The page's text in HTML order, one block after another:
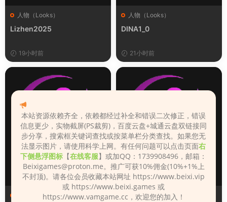
人物（Looks）
Lizhen2025
19小时前
人物（Looks）
DINA1_0
21小时前
人物（Looks） 人物（Looks）
本站资源依赖齐全，依赖都经过补全和错误二次修正，错误
信息更少，实物截屏(PS裁剪)，百度云盘+城通云盘双链接同
步分享，搜索框关键词查找或按菜单栏分类查找。如果您无
法显示图片，请使用科学上网。有任何问题可以点击页面右
下侧悬浮图标 【在线客服】或加QQ：1739908496，邮箱：
Beixigames@proton.me。推广可获10%佣金(10%+1%上
不封顶)。请各位会员收藏本站网址 https://www.beixi.vip
或 https://www.beixi.games 或
https://www.vamgame.cc，欢迎您的加入！